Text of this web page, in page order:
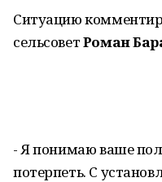
Ситуацию
сельсоветРоман
- Я понимаю ваше
потерпеть. С